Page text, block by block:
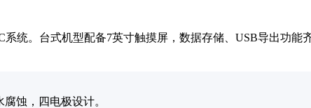
系统。台式机型配备7英寸触摸屏，数据存储、USB导出功
蚀，四电极设计。